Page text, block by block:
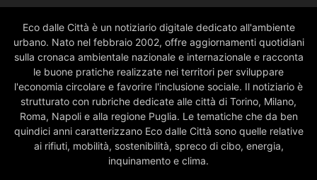
Eco dalle Città è un notiziario digitale dedicato all'ambiente
urbano. Nato nel febbraio 2002, offre aggiornamenti quotidiani
sulla cronaca ambientale nazionale e internazionale e racconta
le buone pratiche realizzate nei territori per sviluppare
l'economia circolare e favorire l'inclusione sociale. Il notiziario è
strutturato con rubriche dedicate alle città di Torino, Milano,
Roma, Napoli e alla regione Puglia. Le tematiche che da ben
quindici anni caratterizzano Eco dalle Città sono quelle relative
ai rifiuti, mobilità, sostenibilità, spreco di cibo, energia,
inquinamento e clima.